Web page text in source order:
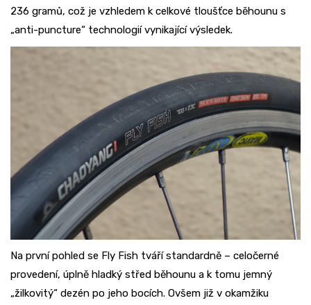
236 gramů, což je vzhledem k celkové tloušťce běhounu s
„anti-puncture“ technologií vynikající výsledek.
Na první pohled se Fly Fish tváří standardně – celočerné
provedení, úplně hladký střed běhounu a k tomu jemný
„žilkovitý“ dezén po jeho bocích. Ovšem již v okamžiku